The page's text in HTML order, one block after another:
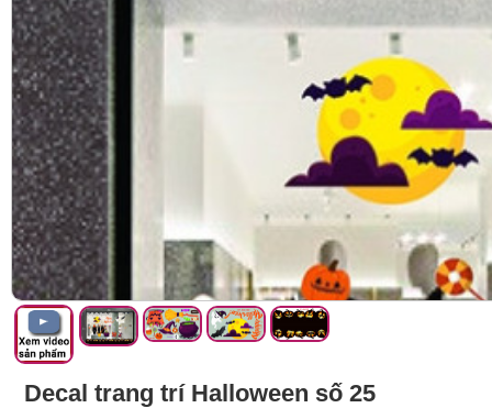
Decal trang trí Halloween số 25